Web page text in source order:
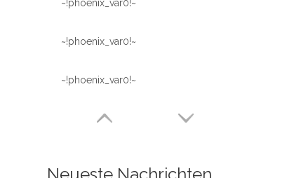
~!phoenix_var0!~
~!phoenix_var0!~
~!phoenix_var0!~